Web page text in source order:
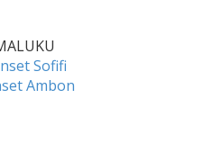
Sofifi
Ambon